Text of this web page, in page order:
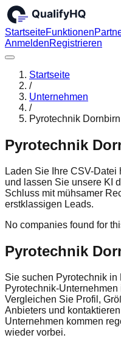
StartseiteFunktionen
AnmeldenRegistrieren
Startseite
/
Unternehmen
/
Pyrotechnik Dornbirn
Pyrotechnik
Laden Sie Ihre CSV-
und lassen Sie unsere KI
Schluss mit mühsamer
erstklassigen Leads.
No companies found for
Pyrotechnik
Sie suchen Pyrotechnik
Pyrotechnik-
Vergleichen Sie Profil,
Anbieters und
Unternehmen kommen
wieder vorbei.